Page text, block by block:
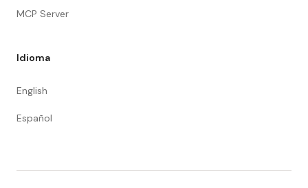
MCP Server
Idioma
English
Español